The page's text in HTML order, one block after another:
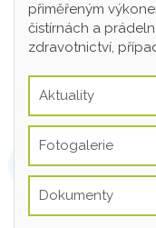
přiměřeným
čistírnách a
zdravotnictví,
Aktuality
Fotogalerie
Dokumenty